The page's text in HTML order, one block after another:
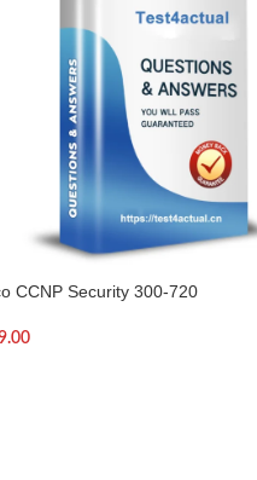
CCNP Security 300-720